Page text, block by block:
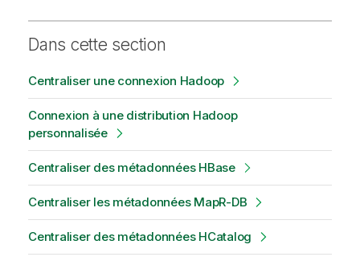
Dans cette section
Centraliser une connexion Hadoop
Connexion à une distribution Hadoop
personnalisée
Centraliser des métadonnées HBase
Centraliser les métadonnées MapR-DB
Centraliser des métadonnées HCatalog